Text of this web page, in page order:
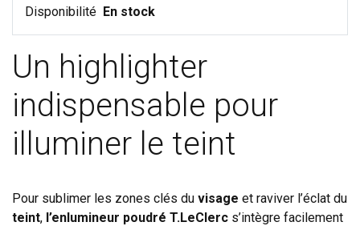
Disponibilité En stock
Un highlighter
indispensable pour
illuminer le teint
Pour sublimer les zones clés du visage et raviver l’éclat du
teint, l’enlumineur poudré T.LeClerc s’intègre facilement